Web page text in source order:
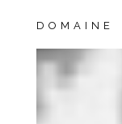
DOMAINE